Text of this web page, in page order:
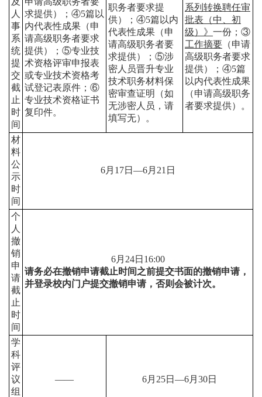
人
事
系
统
提
交
截
止
时
间
求提供）；④5篇以
内代表性成果（申
请高级职务者要求
提供）；⑤专业技
术资格评审申报表
或专业技术资格考
试登记表原件；⑥
专业技术资格证书
复印件。
职务者要求提
供）；④5篇以内
代表性成果（申
请高级职务者要
求提供）；⑤涉
密人员晋升专业
技术职务材料保
密审查证明（如
无涉密人员，请
填写无）。
系列转换聘任审
批表（中、初
级）》 一份；③
工作摘要 （申请
高级职务者要求
提供）；④5篇
以内代表性成果
（申请高级职务
者要求提供）。
材
料
公
示
时
间
6月 17日 —6月 21 日
个
人
撤
销
申
请
截
止
时
间
6月 24日 16:00
请务必在撤销申请截止时间之前提交书面的撤销申请，
并登录校内门户提交撤销申请，否则会被计次。
学
科
评
议
组
—— 6月 25日 —6月 30日